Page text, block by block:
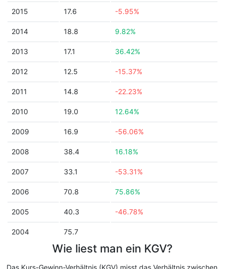
2015 17.6 -5.95%
2014 18.8 9.82%
2013 17.1 36.42%
2012 12.5 -15.37%
2011 14.8 -22.23%
2010 19.0 12.64%
2009 16.9 -56.06%
2008 38.4 16.18%
2007 33.1 -53.31%
2006 70.8 75.86%
2005 40.3 -46.78%
2004 75.7
Wie liest man ein KGV?
Das Kurs-Gewinn-Verhältnis (KGV) misst das Verhältnis zwischen